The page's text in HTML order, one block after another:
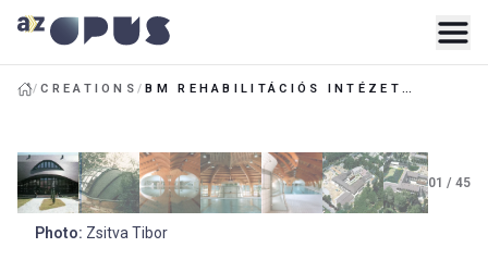
/CREATIONS/ BM REHABILITÁCIÓS INTÉZET (BŐVÍTÉS ÉS FELÚJÍTÁS, BELSŐÉPÍTÉSZET)
01 / 45
Photo: Zsitva Tibor